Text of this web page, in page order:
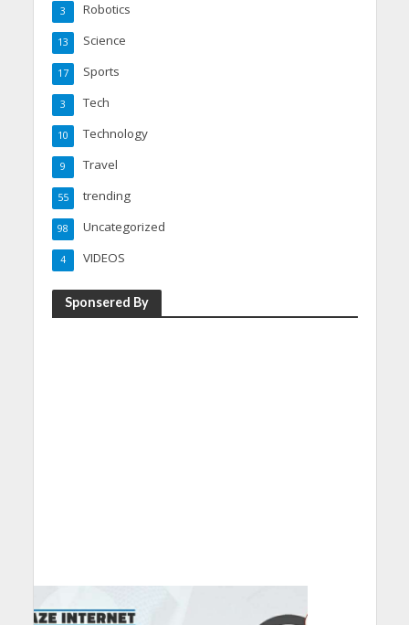
Robotics
3
Science
13
Sports
17
Tech
3
Technology
10
Travel
9
trending
55
Uncategorized
98
VIDEOS
4
Sponsered By